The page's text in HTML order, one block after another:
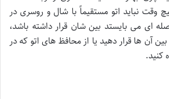
وقت نباید اتو مستقیماً با شال و روسری در
ای می بایستد بین شان قرار داشته باشد،
آن ها قرار دهید یا از محافظ های اتو که در
کنید.